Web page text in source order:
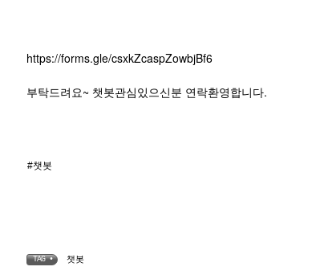
https://forms.gle/csxkZcaspZowbjBf6
부탁드려요~ 챗봇관심있으신분 연락환영합니다.
#챗봇
TAG • 챗봇